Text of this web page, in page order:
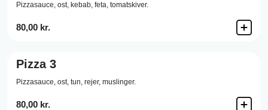
Pizzasauce, ost, kebab, feta, tomatskiver.
80,00 kr.
Pizza 3
Pizzasauce, ost, tun, rejer, muslinger.
80,00 kr.